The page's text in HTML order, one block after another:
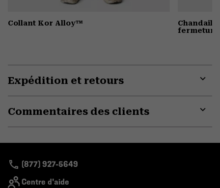
Collant Kor Alloy™
Chandail
fermeture
Expédition et retours
Commentaires des clients
(877) 927-5649
Centre d'aide